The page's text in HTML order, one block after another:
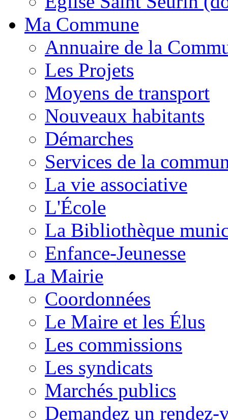
Ma Commune
Annuaire de la
Les Projets
Moyens de transport
Nouveaux habitants
Démarches
Services de la
La vie associative
L'École
La Bibliothèque
Enfance-Jeunesse
La Mairie
Coordonnées
Le Maire et les Élus
Les commissions
Les syndicats
Marchés publics
Demandez un rendez-